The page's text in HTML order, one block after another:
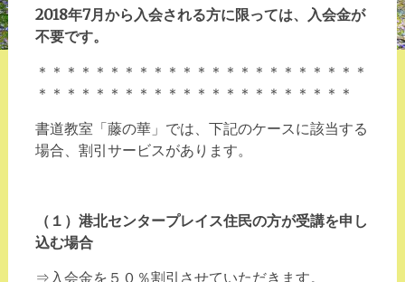
2018年7月から入会される方に限っては、入会金が
不要です。
＊＊＊＊＊＊＊＊＊＊＊＊＊＊＊＊＊＊＊＊＊＊＊
＊＊＊＊＊＊＊＊＊＊＊＊＊＊＊＊＊＊＊＊＊＊
書道教室「藤の華」では、下記のケースに該当する
場合、割引サービスがあります。
（１）港北センタープレイス住民の方が受講を申し
込む場合
⇒入会金を５０％割引させていただきます。